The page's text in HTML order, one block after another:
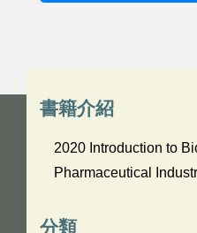
書籍介紹
2020 Introduction to
Pharmaceutical
分類